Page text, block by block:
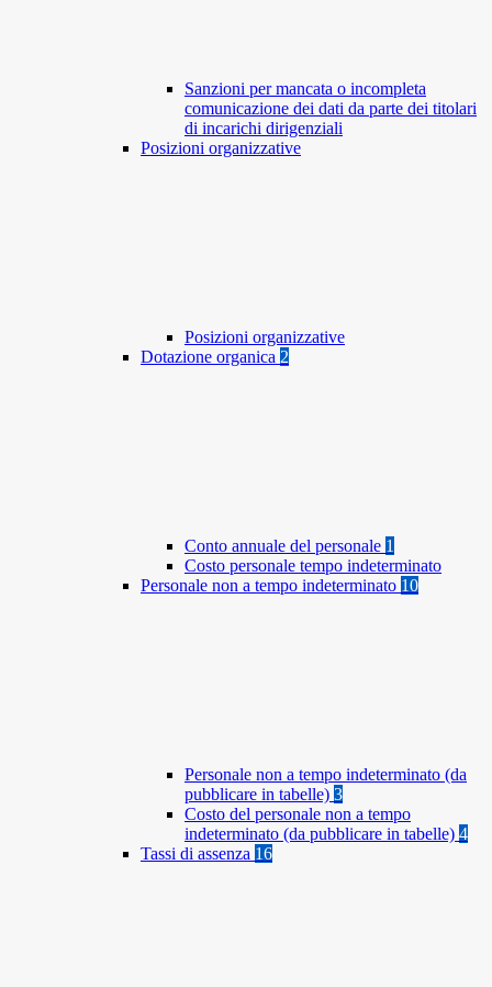
Sanzioni per mancata o incompleta
comunicazione dei dati da parte dei titolari
di incarichi dirigenziali
Posizioni organizzative
Posizioni organizzative
Dotazione organica 2
Conto annuale del personale 1
Costo personale tempo indeterminato
Personale non a tempo indeterminato 10
Personale non a tempo indeterminato (da
pubblicare in tabelle) 3
Costo del personale non a tempo
indeterminato (da pubblicare in tabelle) 4
Tassi di assenza 16